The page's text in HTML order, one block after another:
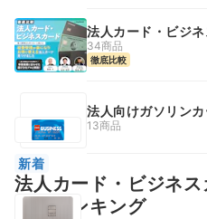
法人カード・ビジ
34商品
徹底比較
法人向けガソリン
13商品
新着
法人カード・ビジネ
人気ランキング